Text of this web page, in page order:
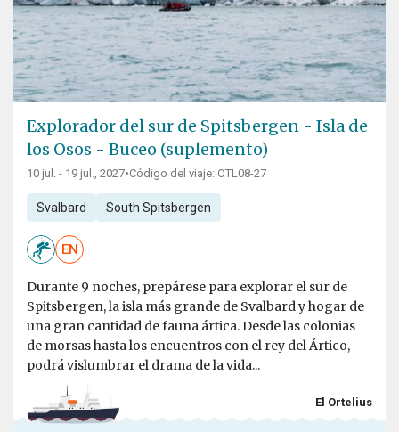
Explorador del sur de Spitsbergen - Isla de
los Osos - Buceo (suplemento)
10 jul. - 19 jul., 2027•Código del viaje: OTL08-27
Svalbard South Spitsbergen
EN
Durante 9 noches, prepárese para explorar el sur de
Spitsbergen, la isla más grande de Svalbard y hogar de
una gran cantidad de fauna ártica. Desde las colonias
de morsas hasta los encuentros con el rey del Ártico,
podrá vislumbrar el drama de la vida...
El Ortelius